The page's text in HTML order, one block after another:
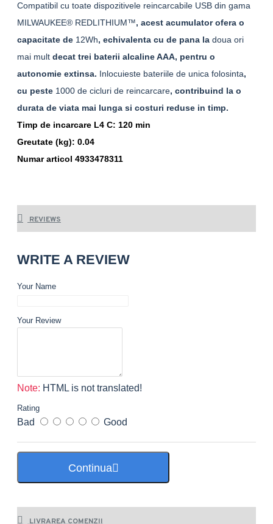
Compatibil cu toate dispozitivele reincarcabile USB din gama
MILWAUKEE® REDLITHIUM™, acest acumulator ofera o
capacitate de 12Wh, echivalenta cu de pana la doua ori
mai mult decat trei baterii alcaline AAA, pentru o
autonomie extinsa. Inlocuieste bateriile de unica folosinta,
cu peste 1000 de cicluri de reincarcare, contribuind la o
durata de viata mai lunga si costuri reduse in timp.
Timp de incarcare L4 C: 120 min
Greutate (kg): 0.04
Numar articol 4933478311
REVIEWS
WRITE A REVIEW
Your Name
Your Review
Note: HTML is not translated!
Rating
Bad Good
Continua
LIVRAREA COMENZII